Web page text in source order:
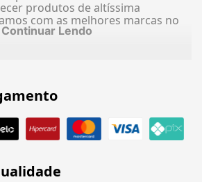
produtos de altíssima
com as melhores marcas no
Continuar Lendo